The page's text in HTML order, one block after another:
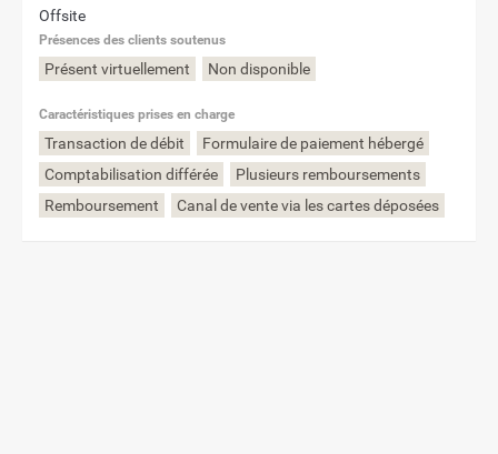
Offsite
Présences des clients soutenus
Présent virtuellement Non disponible
Caractéristiques prises en charge
Transaction de débit
Formulaire de paiement hébergé
Comptabilisation différée
Plusieurs remboursements
Remboursement
Canal de vente via les cartes déposées